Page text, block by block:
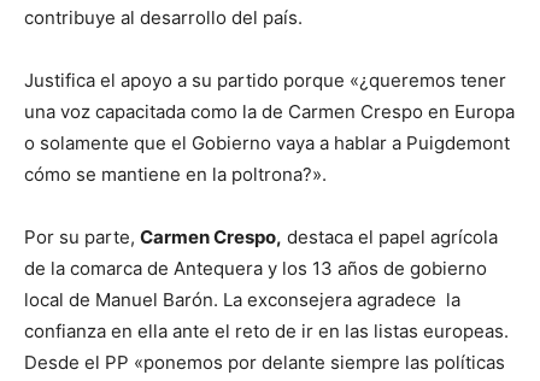
contribuye al desarrollo del país.
Justifica el apoyo a su partido porque «¿queremos tener
una voz capacitada como la de Carmen Crespo en Europa
o solamente que el Gobierno vaya a hablar a Puigdemont
cómo se mantiene en la poltrona?».
Por su parte, Carmen Crespo, destaca el papel agrícola
de la comarca de Antequera y los 13 años de gobierno
local de Manuel Barón. La exconsejera agradece la
confianza en ella ante el reto de ir en las listas europeas.
Desde el PP «ponemos por delante siempre las políticas